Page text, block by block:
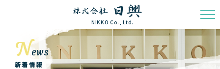
NIKKO Co., Ltd.
News
新着情報